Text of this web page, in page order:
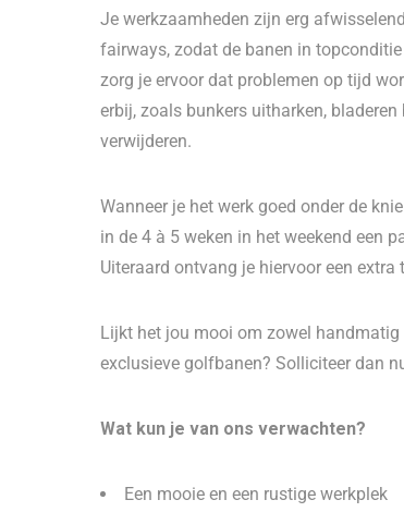
Je werkzaamheden zijn erg
fairways, zodat de banen in
zorg je ervoor dat problemen op tijd
erbij, zoals bunkers uitharken,
verwijderen.
Wanneer je het werk goed onder de
in de 4 à 5 weken in het weekend een
Uiteraard ontvang je hiervoor een
Lijkt het jou mooi om zowel
exclusieve golfbanen? Solliciteer dan
Wat kun je van ons verwachten?
Een mooie en een rustige werkplek